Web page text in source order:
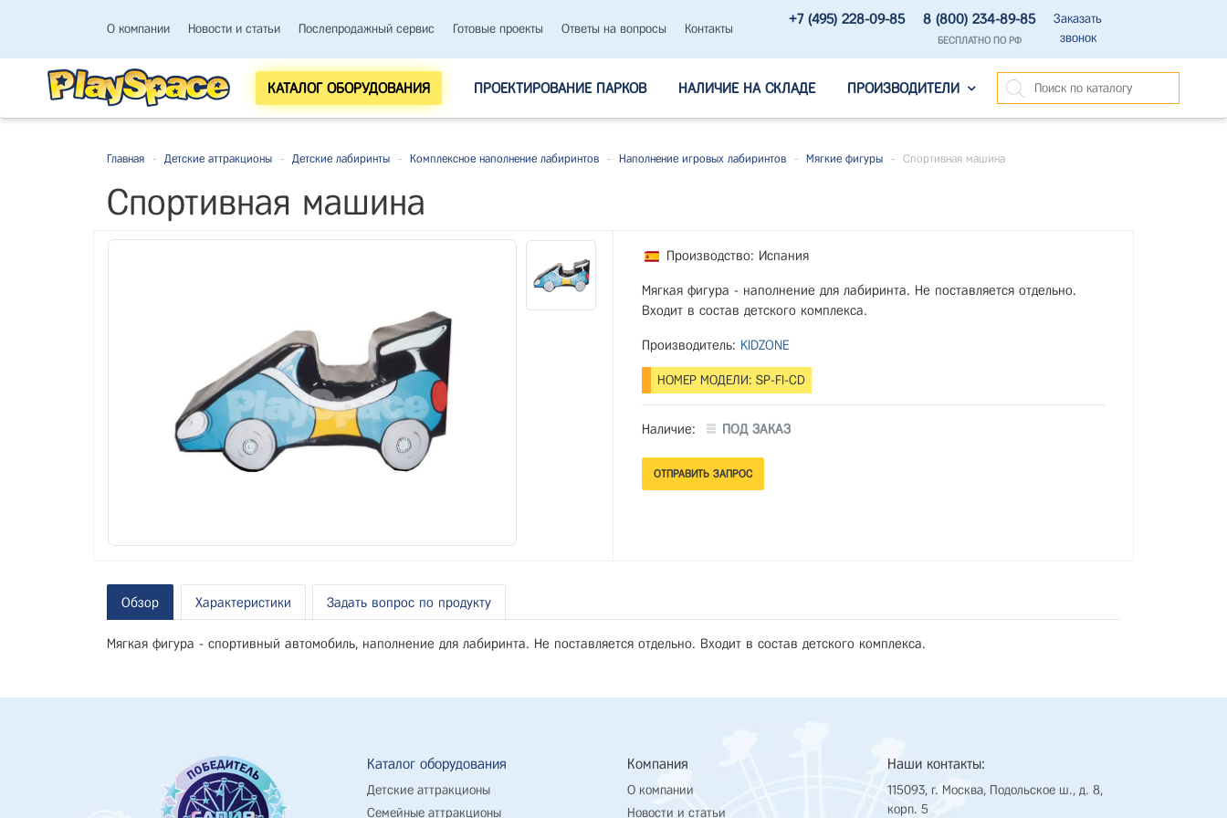
О компании Новости и статьи Послепродажный сервис Готовые проекты Ответы на вопросы Контакты
+7 (495) 228-09-85 8 (800) 234-89-85
БЕСПЛАТНО ПО РФ
Заказать
звонок
КАТАЛОГ ОБОРУДОВАНИЯ ПРОЕКТИРОВАНИЕ ПАРКОВ НАЛИЧИЕ НА СКЛАДЕ ПРОИЗВОДИТЕЛИ
Главная - Детские аттракционы - Детские лабиринты - Комплексное наполнение лабиринтов - Наполнение игровых лабиринтов - Мягкие фигуры - Спортивная машина
Спортивная машина
Производство: Испания
Мягкая фигура - наполнение для лабиринта. Не поставляется отдельно.
Входит в состав детского комплекса.
Производитель: KIDZONE
НОМЕР МОДЕЛИ: SP-FI-CD
Наличие: ПОД ЗАКАЗ
Обзор Характеристики Задать вопрос по продукту
Мягкая фигура - спортивный автомобиль, наполнение для лабиринта. Не поставляется отдельно. Входит в состав детского комплекса.
Каталог оборудования
Детские аттракционы
Семейные аттракционы
Компания
О компании
Новости и статьи
Наши контакты:
115093, г. Москва, Подольское ш., д. 8,
корп. 5